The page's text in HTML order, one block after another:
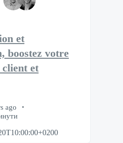
et
boostez votre
et
ago